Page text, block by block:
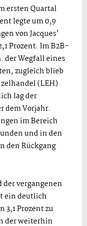
ersten Quartal
legte um 0,9
von Jacques'
Prozent. Im B2B-
der Wegfall eines
zugleich blieb
(LEH)
lag der
dem Vorjahr.
im Bereich
und in den
den Rückgang
vergangenen
ein deutlich
3,1 Prozent zu
der weiterhin